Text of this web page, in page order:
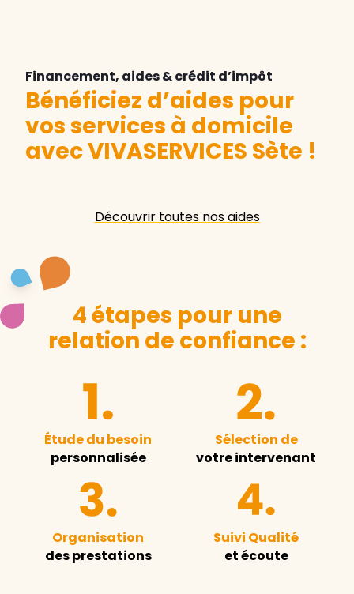
Financement, aides & crédit d’impôt
Bénéficiez d’aides pour
vos services à domicile
avec VIVASERVICES Sète !
Découvrir toutes nos aides
4 étapes pour une
relation de confiance :
Étude du besoin
personnalisée
Sélection de
votre intervenant
Organisation
des prestations
Suivi Qualité
et écoute